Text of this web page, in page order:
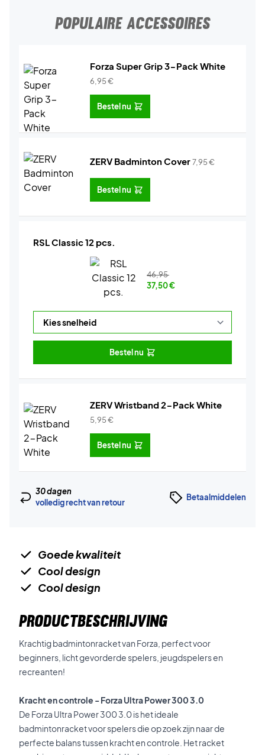
POPULAIRE ACCESSOIRES
Forza Super Grip 3-Pack White
6,95€
Bestel nu
ZERV Badminton Cover7,95€
Bestel nu
RSL Classic 12 pcs.
46,95
37,50€
Bestel nu
ZERV Wristband 2-Pack White
5,95€
Bestel nu
30 dagen
volledig recht van retour
Betaalmiddelen
Goede kwaliteit
Cool design
Cool design
PRODUCTBESCHRIJVING
Krachtig badmintonracket van Forza, perfect voor
beginners, licht gevorderde spelers, jeugdspelers en
recreanten!
Kracht en controle - Forza Ultra Power 300 3.0
De Forza Ultra Power 300 3.0 is het ideale
badmintonracket voor spelers die op zoek zijn naar de
perfecte balans tussen kracht en controle. Het racket